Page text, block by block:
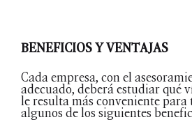
BENEFICIOS Y VENTAJAS
Cada empresa, con el
adecuado, deberá estudiar qué
le resulta más conveniente
algunos de los siguientes